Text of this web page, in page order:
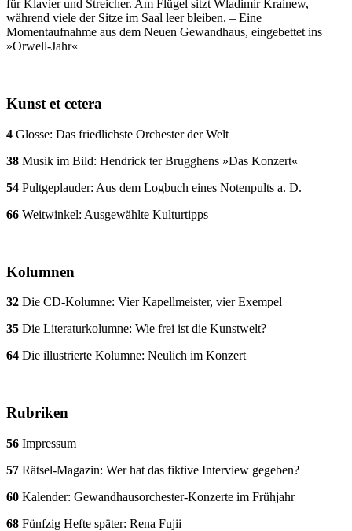
für Klavier und Streicher. Am Flügel sitzt Wladimir Krainew,
während viele der Sitze im Saal leer bleiben. – Eine
Momentaufnahme aus dem Neuen Gewandhaus, eingebettet ins
»Orwell-Jahr«
Kunst et cetera
4 Glosse: Das friedlichste Orchester der Welt
38 Musik im Bild: Hendrick ter Brugghens »Das Konzert«
54 Pultgeplauder: Aus dem Logbuch eines Notenpults a. D.
66 Weitwinkel: Ausgewählte Kulturtipps
Kolumnen
32 Die CD-Kolumne: Vier Kapellmeister, vier Exempel
35 Die Literaturkolumne: Wie frei ist die Kunstwelt?
64 Die illustrierte Kolumne: Neulich im Konzert
Rubriken
56 Impressum
57 Rätsel-Magazin: Wer hat das fiktive Interview gegeben?
60 Kalender: Gewandhausorchester-Konzerte im Frühjahr
68 Fünfzig Hefte später: Rena Fujii